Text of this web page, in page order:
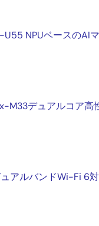
NPUベースのAI
M33デュアルコア高
アルバンドWi-Fi 6